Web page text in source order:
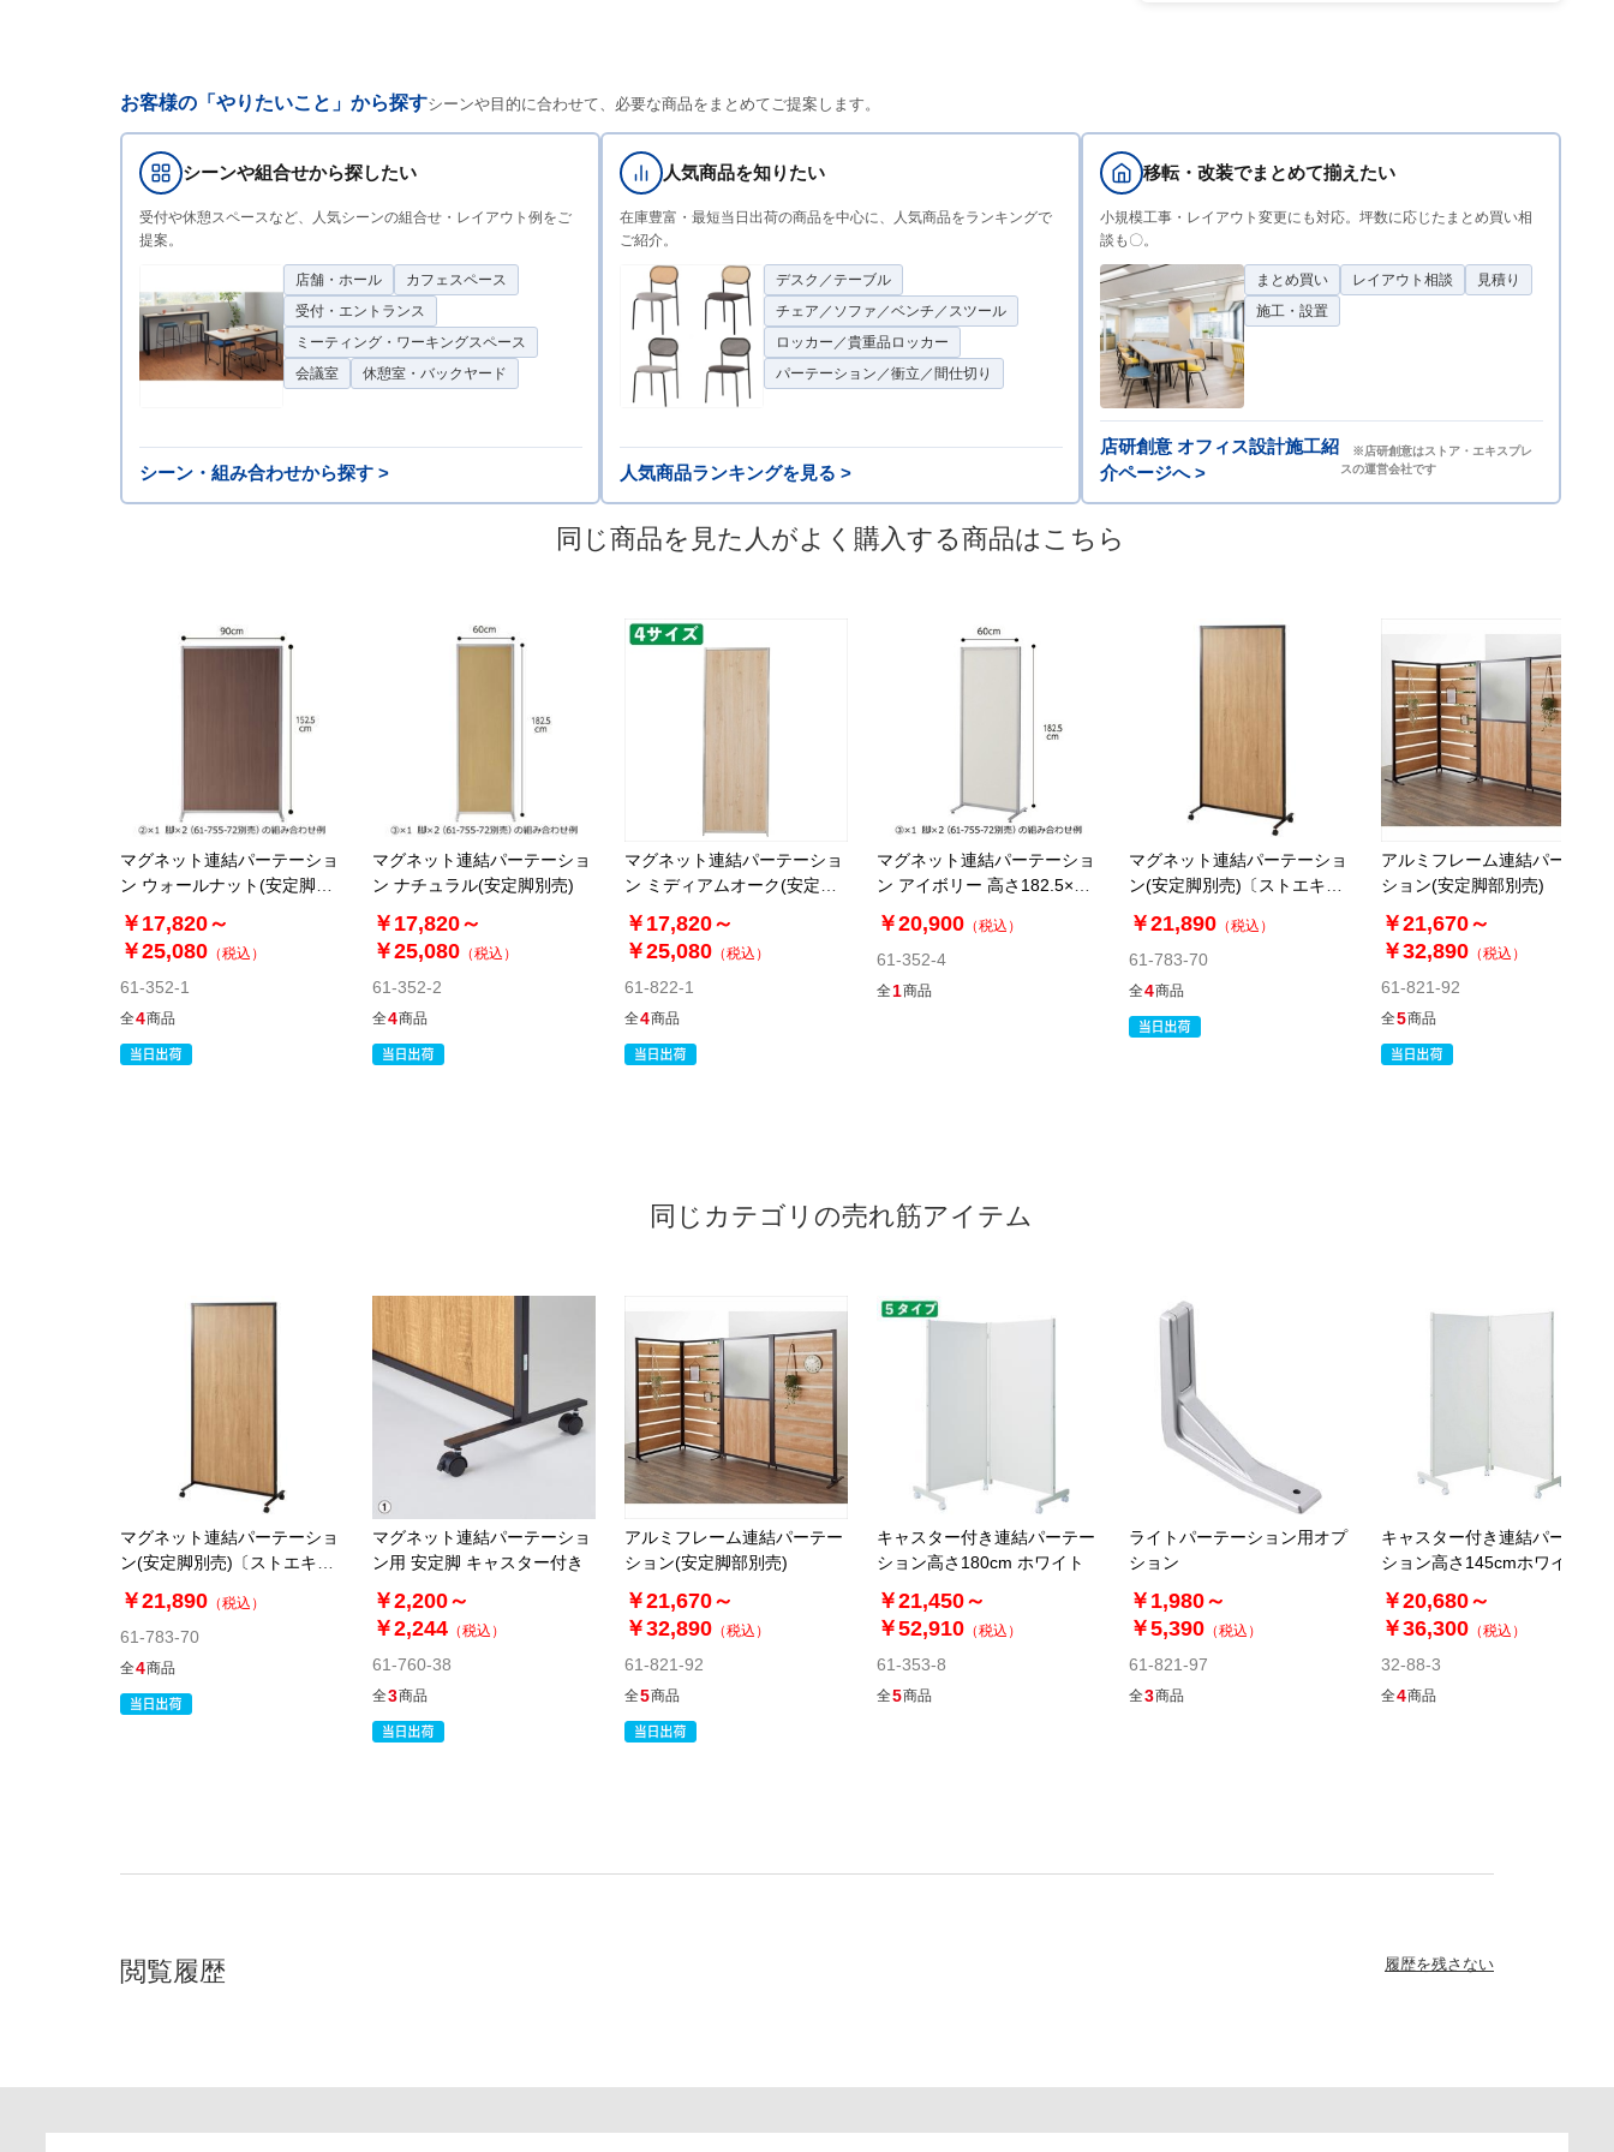
お客様の「やりたいこと」から探すシーンや目的に合わせて、必要な商品をまとめてご提案します。
シーンや組合せから探したい
受付や休憩スペースなど、人気シーンの組合せ・レイアウト例をご
提案。
店舗・ホール
カフェスペース
受付・エントランス
ミーティング・ワーキングスペース
会議室
休憩室・バックヤード
シーン・組み合わせから探す >
人気商品を知りたい
在庫豊富・最短当日出荷の商品を中心に、人気商品をランキングで
ご紹介。
デスク／テーブル
チェア／ソファ／ベンチ／スツール
ロッカー／貴重品ロッカー
パーテーション／衝立／間仕切り
人気商品ランキングを見る >
移転・改装でまとめて揃えたい
小規模工事・レイアウト変更にも対応。坪数に応じたまとめ買い相
談も〇。
まとめ買い レイアウト相談
見積り
施工・設置
店研創意 オフィス設計施工紹
介ページへ >
※店研創意はストア・エキスプレ
スの運営会社です
同じ商品を見た人がよく購入する商品はこちら
マグネット連結パーテーショ
ン ウォールナット(安定脚別
売)
￥17,820～
￥25,080 （税込）
61-352-1
全4商品
マグネット連結パーテーショ
ン ナチュラル(安定脚別売)
￥17,820～
￥25,080 （税込）
61-352-2
全4商品
マグネット連結パーテーショ
ン ミディアムオーク(安定脚
別売)
￥17,820～
￥25,080 （税込）
61-822-1
全4商品
マグネット連結パーテーショ
ン アイボリー 高さ182.5×幅
90cm
￥20,900 （税込）
61-352-4
全1商品
マグネット連結パーテーショ
ン(安定脚別売)〔ストエキオ
リジナル〕
￥21,890 （税込）
61-783-70
全4商品
アルミフレーム連結パーテー
ション(安定脚部別売)
￥21,670～
￥32,890 （税込）
61-821-92
全5商品
同じカテゴリの売れ筋アイテム
マグネット連結パーテーショ
ン(安定脚別売)〔ストエキオ
リジナル〕
￥21,890 （税込）
61-783-70
全4商品
マグネット連結パーテーショ
ン用 安定脚 キャスター付き
￥2,200～
￥2,244 （税込）
61-760-38
全3商品
アルミフレーム連結パーテー
ション(安定脚部別売)
￥21,670～
￥32,890 （税込）
61-821-92
全5商品
キャスター付き連結パーテー
ション高さ180cm ホワイト
￥21,450～
￥52,910 （税込）
61-353-8
全5商品
ライトパーテーション用オプ
ション
￥1,980～
￥5,390 （税込）
61-821-97
全3商品
キャスター付き連結パーテー
ション高さ145cmホワイト
￥20,680～
￥36,300 （税込）
32-88-3
全4商品
閲覧履歴 履歴を残さない